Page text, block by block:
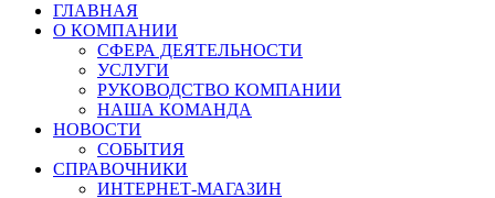
ГЛАВНАЯ
О КОМПАНИИ
СФЕРА ДЕЯТЕЛЬНОСТИ
УСЛУГИ
РУКОВОДСТВО КОМПАНИИ
НАША КОМАНДА
НОВОСТИ
СОБЫТИЯ
СПРАВОЧНИКИ
ИНТЕРНЕТ-МАГАЗИН